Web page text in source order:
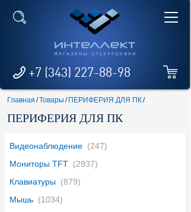
+7 (343) 227-88-98
Главная /Товары / ПЕРИФЕРИЯ ДЛЯ ПК/
ПЕРИФЕРИЯ ДЛЯ ПК
Видеонаблюдение (247)
Мониторы TFT (2937)
Клавиатуры (879)
Мышь (1034)